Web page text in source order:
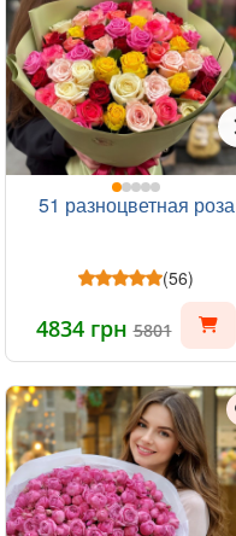
51 разноцветная роза
(56)
4834 грн5801